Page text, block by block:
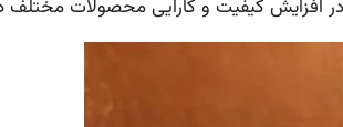
افزایش کیفیت و کارایی محصولات مختلف